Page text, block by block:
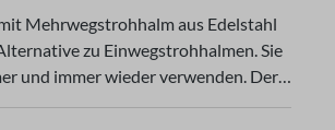
Mehrwegstrohhalm aus Edelstahl
zu Einwegstrohhalmen. Sie
und immer wieder verwenden. Der